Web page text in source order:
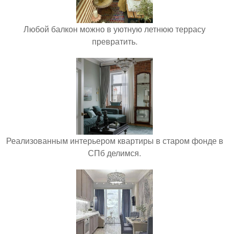
Любой балкон можно в уютную летнюю террасу
превратить.
Реализованным интерьером квартиры в старом фонде в
СПб делимся.